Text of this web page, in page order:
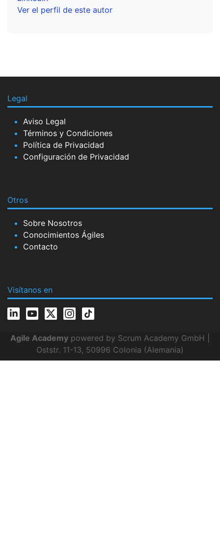
Ver el perfil de este autor
Legal
Aviso Legal
Términos y Condiciones
Política de Privacidad
Configuración de Privacidad
Otros
Sobre Nosotros
Conocimientos Ágiles
Contacto
Visítanos en
Agile Academy powered by Scrum Academy GmbH |
Oststr. 11-13, 50996 Colonia (Alemania)